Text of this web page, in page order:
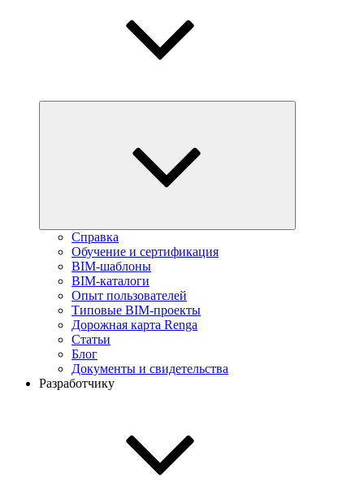
Справка
Обучение и сертификация
BIM-шаблоны
BIM-каталоги
Опыт пользователей
Типовые BIM-проекты
Дорожная карта Renga
Статьи
Блог
Документы и свидетельства
Разработчику